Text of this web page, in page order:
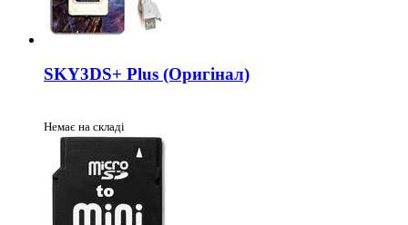
SKY3DS+ Plus (Оригінал)
Немає на складі